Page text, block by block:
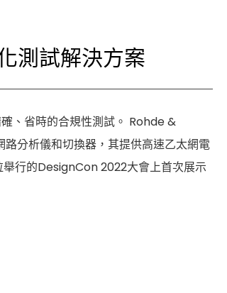
測試解決方案
、省時的合規性測試。 Rohde &
分析儀和切換器，其提供高速乙太網電
行的DesignCon 2022大會上首次展示